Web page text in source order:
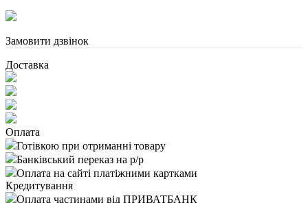
Замовити дзвінок
Доставка
Оплата
Готівкою при отриманні товару
Банківський переказ на р/р
Оплата на сайті платіжними картками
Кредитування
Оплата частинами від ПРИВАТБАНК